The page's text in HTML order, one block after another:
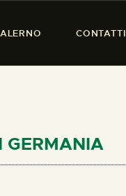
CONTATTI
GERMANIA